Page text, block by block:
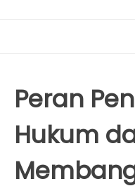
Peran
Hukum